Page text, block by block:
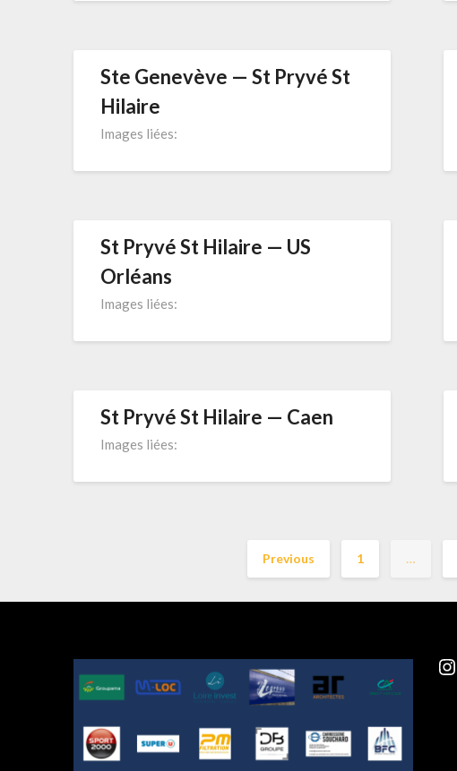
Ste Genevève — St Pryvé St
Hilaire
Images liées:
St Pryvé St Hilaire — US
Orléans
Images liées:
St Pryvé St Hilaire — Caen
Images liées:
Previous 1 …